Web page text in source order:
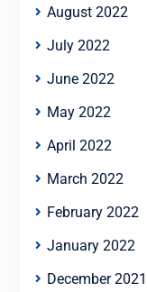
August 2022
July 2022
June 2022
May 2022
April 2022
March 2022
February 2022
January 2022
December 2021